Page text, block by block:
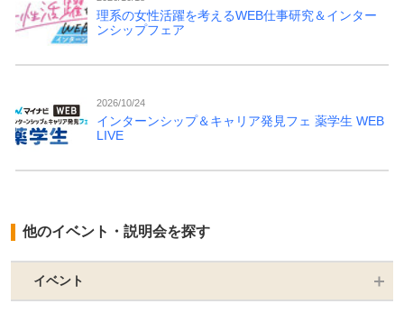
理系の女性活躍を考えるWEB仕事研究＆インター
ンシップフェア
2026/10/24
インターンシップ＆キャリア発見フェ 薬学生 WEB
LIVE
他のイベント・説明会を探す
イベント